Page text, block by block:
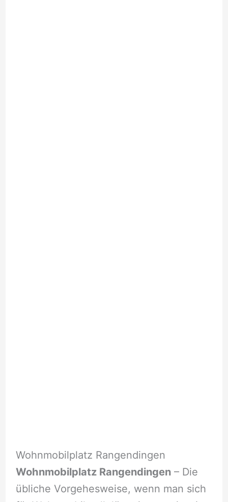
Wohnmobilplatz Rangendingen
Wohnmobilplatz Rangendingen– Die
übliche Vorgehesweise, wenn man sich